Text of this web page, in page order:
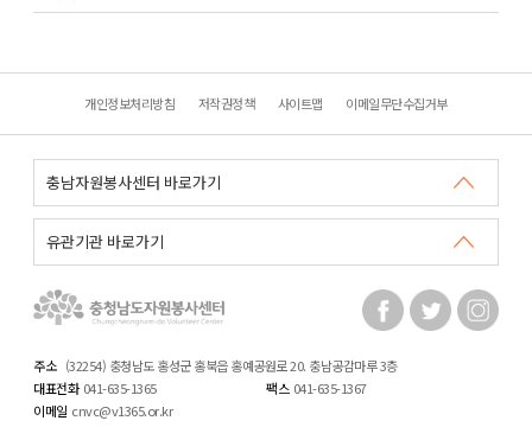
개인정보처리방침 저작권정책 사이트맵 이메일무단수집거부
주소 (32254) 충청남도 홍성군 홍북읍 홍예공원로 20. 충남공감마루 3층
대표전화 041-635-1365 팩스 041-635-1367
이메일 cnvc@v1365.or.kr